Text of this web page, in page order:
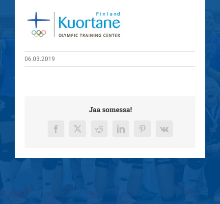
06.03.2019
Jaa somessa!
Facebook
X RedditLinkedInPinterest
Vk